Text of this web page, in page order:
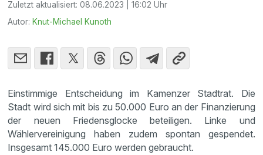
Zuletzt aktualisiert:08.06.2023 | 16:02 Uhr
Autor: Knut-Michael Kunoth
Einstimmige Entscheidung im Kamenzer Stadtrat. Die
Stadt wird sich mit bis zu 50.000 Euro an der Finanzierung
der neuen Friedensglocke beteiligen. Linke und
Wählervereinigung haben zudem spontan gespendet.
Insgesamt 145.000 Euro werden gebraucht.